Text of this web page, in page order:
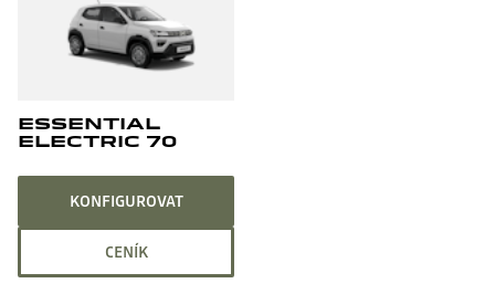
ESSENTIAL
ELECTRIC 70
KONFIGUROVAT
CENÍK